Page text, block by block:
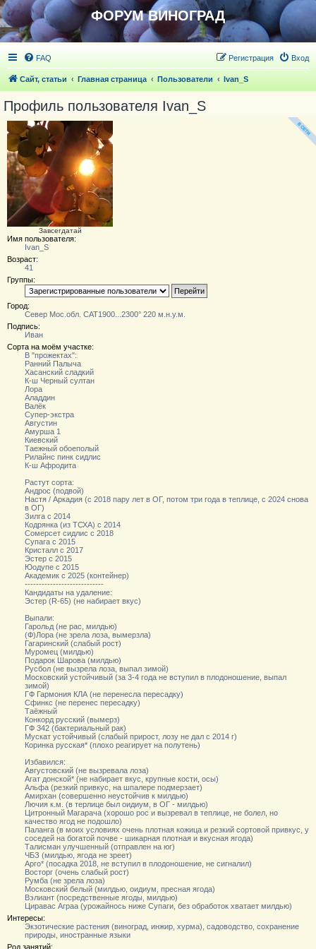
ФОРУМ ВИНОГРАД
FAQ Вход
Регистрация
Сайт, статьи Главная страница Пользователи Ivan_S
Профиль пользователя Ivan_S
Завсегдатай
Имя пользователя:
Ivan_S
Возраст:
41
Группы:
Город:
Север Мос.обл. САТ1900...2300° 220 м.н.у.м.
Подпись:
Иван
Сорта на моём участке:
В "прожектах":
Ранний Палыча
Хасанский сладкий
К-ш Черный султан
Лора
Аладдин
Валёк
Супер-экстра
Августин
Амурша 1
Киевский
Таежный обоеполый
Рилайнс пинк сидлис
К-ш Афродита
Растут сорта:
Андрос (подвой)
Настя / Аркадия (с 2018 пару лет в ОГ, потом три года в теплице, с 2024 снова
в ОГ)
Зилга с 2014
Кодрянка (из ТСХА) с 2014
Сомерсет сидлис с 2018
Супага с 2015
Кристалл с 2017
Эстер с 2015
Юодупе с 2015
Академик с 2025 (контейнер)
----------------------------
Кандидаты на удаление:
Эстер (R-65) (не набирает вкус)
Выпали:
Гарольд (не рас, милдью)
(Ф)Лора (не зрела лоза, вымерзла)
Гагаринский (слабый рост)
Муромец (милдью)
Подарок Шарова (милдью)
Русбол (не вызрела лоза, выпал зимой)
Московский устойчивый (за 3-4 года не вступил в плодоношение, выпал
зимой)
ГФ Гармония КЛА (не перенесла пересадку)
Сфинкс (не перенес пересадку)
Таёжный
Конкорд русский (вымерз)
ГФ 342 (бактериальный рак)
Мускат устойчивый (слабый прирост, лозу не дал с 2014 г)
Коринка русская* (плохо реагирует на полутень)
Избавился:
Августовский (не вызревала лоза)
Агат донской* (не набирает вкус, крупные кости, осы)
Альфа (резкий привкус, на шпалере подмерзает)
Амирхан (совершенно неустойчив к милдью)
Лючия к.м. (в терлице был оидиум, в ОГ - милдью)
Цитронный Магарача (хорошо рос и вызревал в теплице, не болел, но
качество ягод не подошло)
Паланга (в моих условиях очень плотная кожица и резкий сортовой привкус, у
соседей на богатой почве - шикарная плотная и вкусная ягода)
Талисман улучшенный (отправлен на юг)
ЧБЗ (милдью, ягода не зреет)
Арго* (посадка 2018, не вступил в плодоношение, не сигналил)
Восторг (очень слабый рост)
Румба (не зрела лоза)
Московский белый (милдью, оидиум, пресная ягода)
Вэлиант (посредственные ягоды, милдью)
Циравас Аграа (урожайнось ниже Супаги, без обработок хватает милдью)
Интересы:
Экзотические растения (виноград, инжир, хурма), садоводство, сохранение
природы, иностранные языки
Род занятий: